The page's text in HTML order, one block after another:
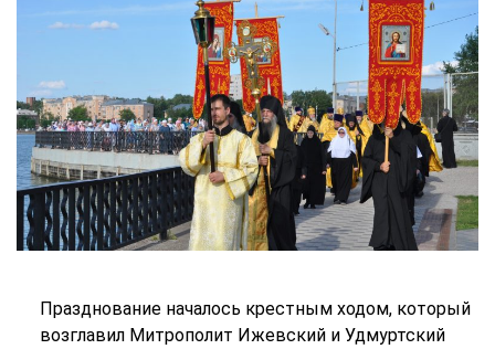
Празднование началось крестным ходом, который
возглавил Митрополит Ижевский и Удмуртский